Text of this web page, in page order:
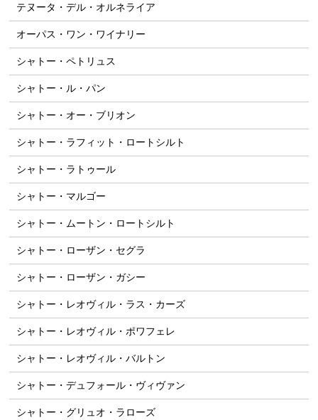
テヌータ・デル・オルネライア
オーパス・ワン・ワイナリー
シャトー・ペトリュス
シャトー・ル・パン
シャトー・オー・ブリオン
シャトー・ラフィット・ロートシルト
シャトー・ラトゥール
シャトー・マルゴー
シャトー・ムートン・ロートシルト
シャトー・ローザン・セグラ
シャトー・ローザン・ガシー
シャトー・レオヴィル・ラス・カーズ
シャトー・レオヴィル・ポワフェレ
シャトー・レオヴィル・バルトン
シャトー・デュフォール・ヴィヴァン
シャトー・グリュオ・ラローズ